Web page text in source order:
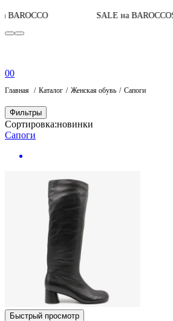
SALE на BAROCCOSALE на
00
Главная Каталог Женская обувь Сапоги
Фильтры
Сортировка:новинки
Сапоги
Быстрый просмотр